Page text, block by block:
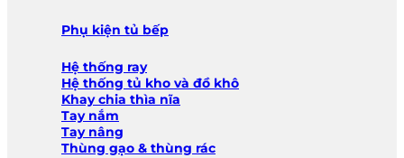
Phụ kiện tủ bếp
Hệ thống ray
Hệ thống tủ kho và đồ khô
Khay chia thìa nĩa
Tay nắm
Tay nâng
Thùng gạo & thùng rác